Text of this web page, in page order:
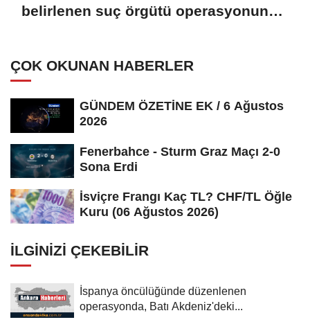
belirlenen suç örgütü operasyonunda
ÇOK OKUNAN HABERLER
GÜNDEM ÖZETİNE EK / 6 Ağustos
2026
Fenerbahce - Sturm Graz Maçı 2-0
Sona Erdi
İsviçre Frangı Kaç TL? CHF/TL Öğle
Kuru (06 Ağustos 2026)
İLGINIZI ÇEKEBILIR
İspanya öncülüğünde düzenlenen
operasyonda, Batı Akdeniz'deki...